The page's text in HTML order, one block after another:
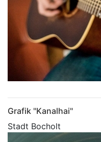
Grafik "Kanalhai"
Stadt Bocholt